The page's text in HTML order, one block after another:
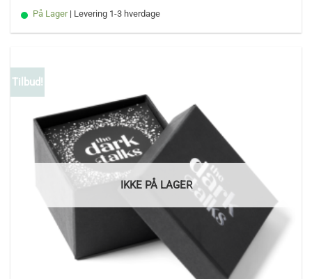
På Lager | Levering 1-3 hverdage
Tilbud!
IKKE PÅ LAGER